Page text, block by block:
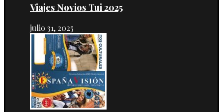
Viajes Novios Tui 2025
julio 31, 2025